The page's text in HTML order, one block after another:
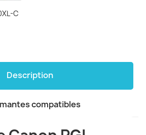
C
Description
compatibles